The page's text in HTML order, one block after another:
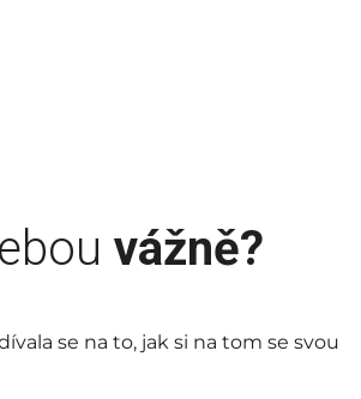
vážně?
se na to, jak si na tom se svou